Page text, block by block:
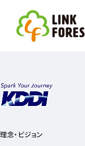
新規ウィ
理念・ビジョン